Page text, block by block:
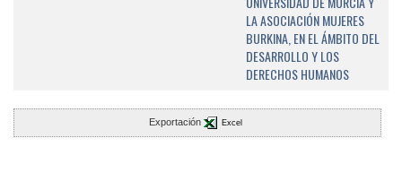
LA ASOCIACIÓN MUJERES
BURKINA, EN EL ÁMBITO DEL
DESARROLLO Y LOS
DERECHOS HUMANOS
Exportación Excel